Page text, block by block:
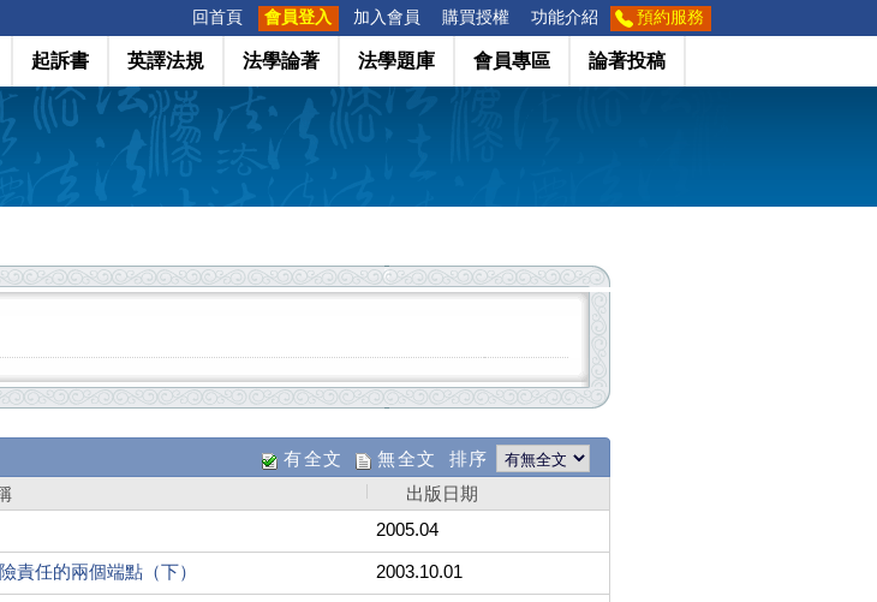
回首頁 會員登入 加入會員 購買授權 功能介紹 預約服務
起訴書 英譯法規 法學論著 法學題庫 會員專區 論著投稿
有全文 無全文 排序
出版日期
2005.04
責任的兩個端點（下） 2003.10.01